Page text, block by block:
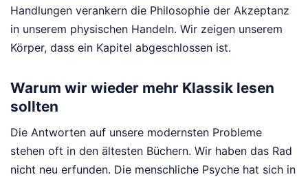
Handlungen verankern die Philosophie der Akzeptanz
in unserem physischen Handeln. Wir zeigen unserem
Körper, dass ein Kapitel abgeschlossen ist.
Warum wir wieder mehr Klassik lesen
sollten
Die Antworten auf unsere modernsten Probleme
stehen oft in den ältesten Büchern. Wir haben das Rad
nicht neu erfunden. Die menschliche Psyche hat sich in